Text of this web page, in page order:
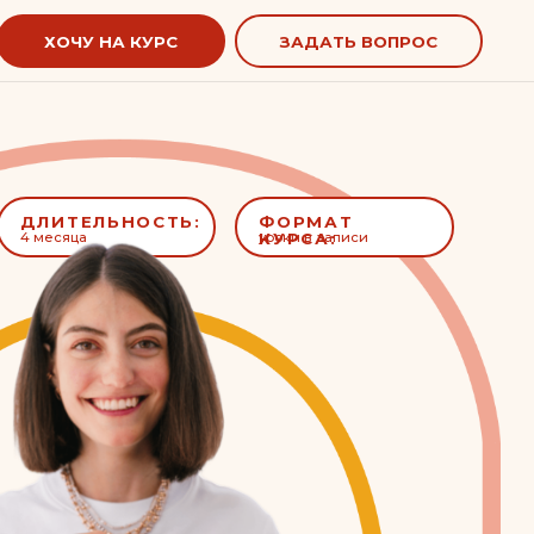
ЗАДАТЬ ВОПРОС
ФОРМАТ
КУРСА:
уроки в записи